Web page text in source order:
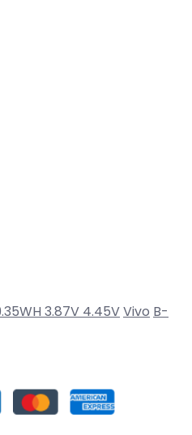
3.87V 4.45VVivo B-